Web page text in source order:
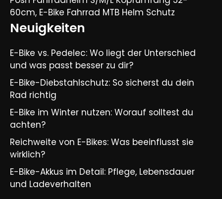
60cm, E-Bike Fahrrad MTB Helm Schutz
Neuigkeiten
E-Bike vs. Pedelec: Wo liegt der Unterschied
und was passt besser zu dir?
E-Bike-Diebstahlschutz: So sicherst du dein
Rad richtig
E-Bike im Winter nutzen: Worauf solltest du
achten?
Reichweite von E-Bikes: Was beeinflusst sie
wirklich?
E-Bike-Akkus im Detail: Pflege, Lebensdauer
und Ladeverhalten